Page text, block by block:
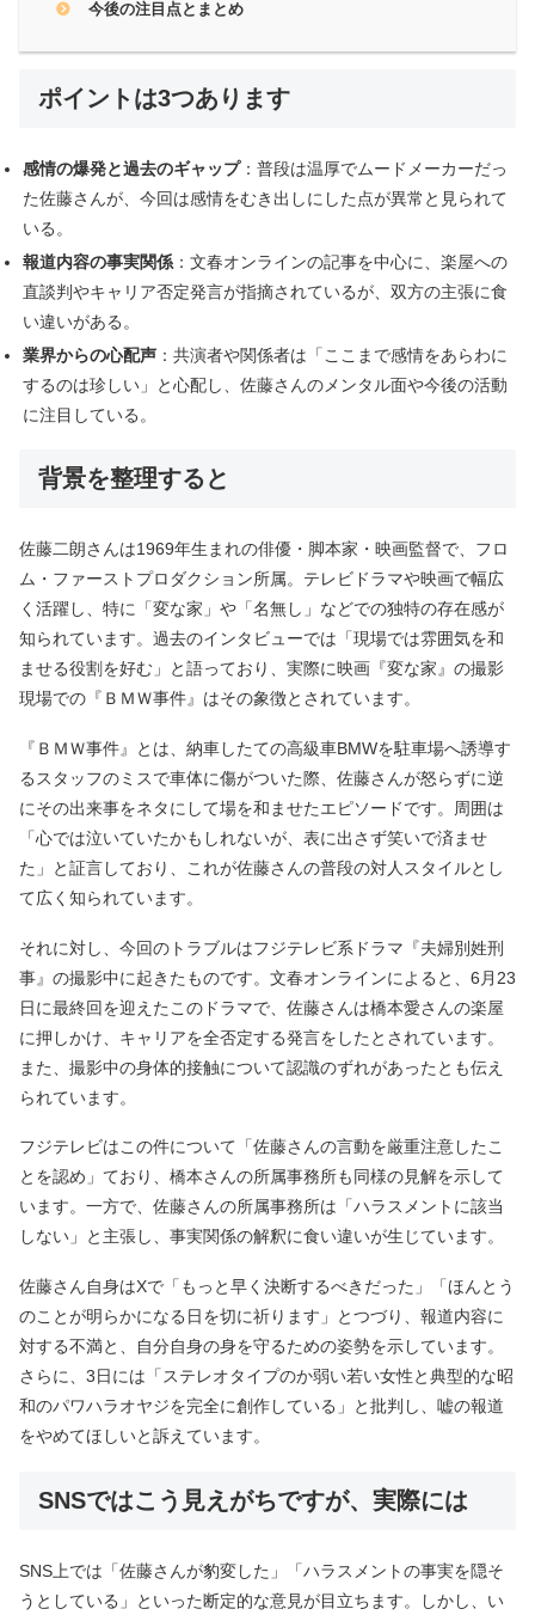
今後の注目点とまとめ
ポイントは3つあります
感情の爆発と過去のギャップ：普段は温厚でムードメーカーだっ
た佐藤さんが、今回は感情をむき出しにした点が異常と見られて
いる。
報道内容の事実関係：文春オンラインの記事を中心に、楽屋への
直談判やキャリア否定発言が指摘されているが、双方の主張に食
い違いがある。
業界からの心配声：共演者や関係者は「ここまで感情をあらわに
するのは珍しい」と心配し、佐藤さんのメンタル面や今後の活動
に注目している。
背景を整理すると
佐藤二朗さんは1969年生まれの俳優・脚本家・映画監督で、フロ
ム・ファーストプロダクション所属。テレビドラマや映画で幅広
く活躍し、特に「変な家」や「名無し」などでの独特の存在感が
知られています。過去のインタビューでは「現場では雰囲気を和
ませる役割を好む」と語っており、実際に映画『変な家』の撮影
現場での『ＢＭＷ事件』はその象徴とされています。
『ＢＭＷ事件』とは、納車したての高級車BMWを駐車場へ誘導す
るスタッフのミスで車体に傷がついた際、佐藤さんが怒らずに逆
にその出来事をネタにして場を和ませたエピソードです。周囲は
「心では泣いていたかもしれないが、表に出さず笑いで済ませ
た」と証言しており、これが佐藤さんの普段の対人スタイルとし
て広く知られています。
それに対し、今回のトラブルはフジテレビ系ドラマ『夫婦別姓刑
事』の撮影中に起きたものです。文春オンラインによると、6月23
日に最終回を迎えたこのドラマで、佐藤さんは橋本愛さんの楽屋
に押しかけ、キャリアを全否定する発言をしたとされています。
また、撮影中の身体的接触について認識のずれがあったとも伝え
られています。
フジテレビはこの件について「佐藤さんの言動を厳重注意したこ
とを認め」ており、橋本さんの所属事務所も同様の見解を示して
います。一方で、佐藤さんの所属事務所は「ハラスメントに該当
しない」と主張し、事実関係の解釈に食い違いが生じています。
佐藤さん自身はXで「もっと早く決断するべきだった」「ほんとう
のことが明らかになる日を切に祈ります」とつづり、報道内容に
対する不満と、自分自身の身を守るための姿勢を示しています。
さらに、3日には「ステレオタイプのか弱い若い女性と典型的な昭
和のパワハラオヤジを完全に創作している」と批判し、嘘の報道
をやめてほしいと訴えています。
SNSではこう見えがちですが、実際には
SNS上では「佐藤さんが豹変した」「ハラスメントの事実を隠そ
うとしている」といった断定的な意見が目立ちます。しかし、い